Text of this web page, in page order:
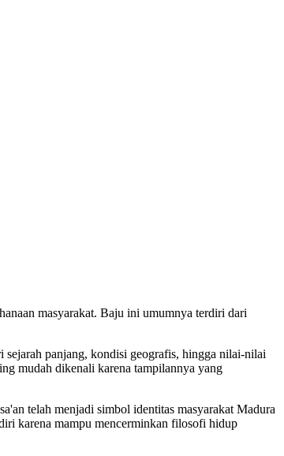
masyarakat. Baju ini umumnya terdiri dari
sejarah panjang, kondisi geografis, hingga nilai-nilai
mudah dikenali karena tampilannya yang
telah menjadi simbol identitas masyarakat Madura
karena mampu mencerminkan filosofi hidup